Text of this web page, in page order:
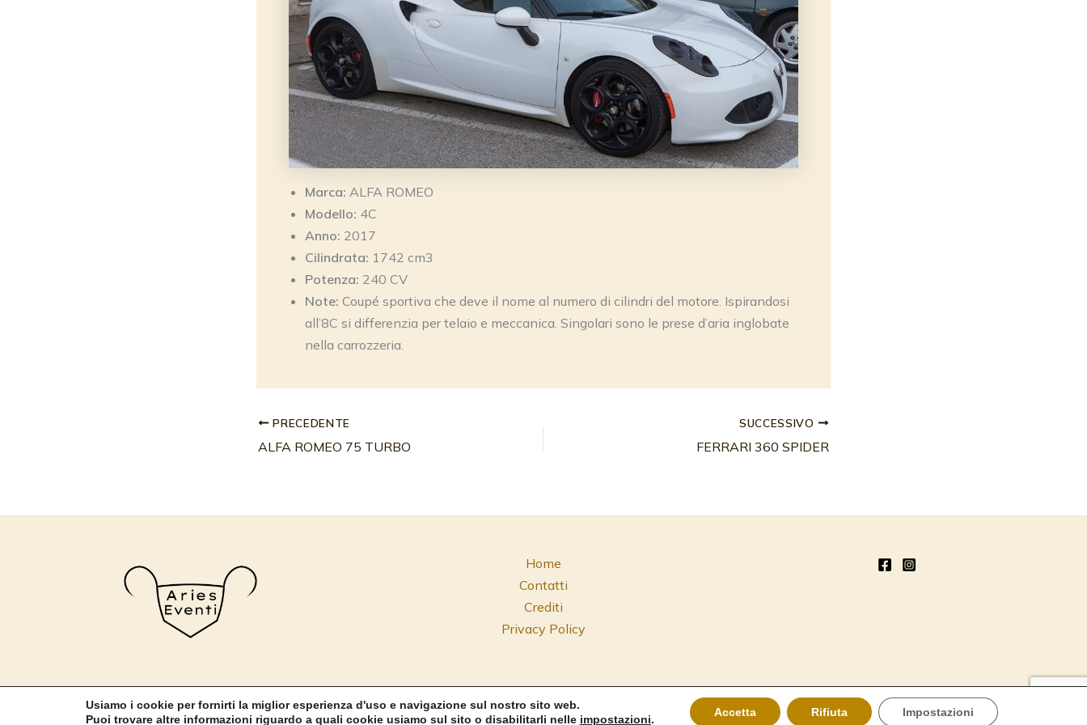
Marca: ALFA ROMEO
Modello: 4C
Anno: 2017
Cilindrata: 1742 cm3
Potenza: 240 CV
Note: Coupé sportiva che deve il nome al numero di cilindri del motore. Ispirandosi
all’8C si differenzia per telaio e meccanica. Singolari sono le prese d’aria inglobate
nella carrozzeria.
PRECEDENTE
ALFA ROMEO 75 TURBO
SUCCESSIVO
FERRARI 360 SPIDER
Home
Contatti
Crediti
Privacy Policy
© Copyright 2024 | Circuito del Polesine by Aries Eventi | P.Iva: 01541160113
Usiamo i cookie per fornirti la miglior esperienza d'uso e navigazione sul nostro sito web.
Puoi trovare altre informazioni riguardo a quali cookie usiamo sul sito o disabilitarli nelle impostazioni.
Accetta Rifiuta Impostazioni